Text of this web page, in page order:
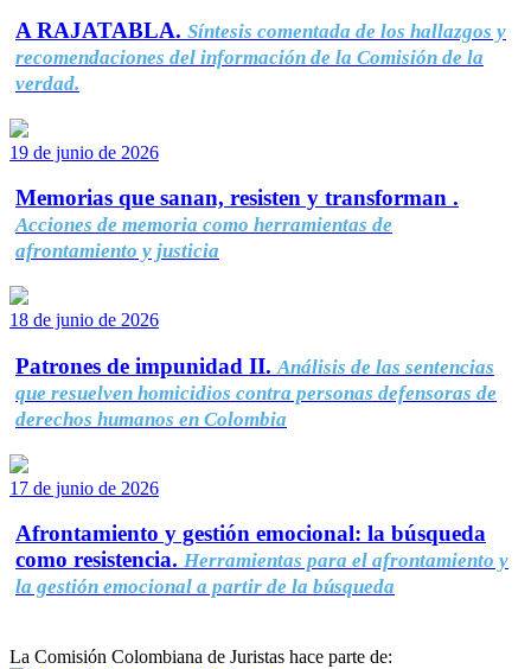
A RAJATABLA. Síntesis comentada de los hallazgos y
recomendaciones del información de la Comisión de la
verdad.
19 de junio de 2026
Memorias que sanan, resisten y transforman .
Acciones de memoria como herramientas de
afrontamiento y justicia
18 de junio de 2026
Patrones de impunidad II. Análisis de las sentencias
que resuelven homicidios contra personas defensoras de
derechos humanos en Colombia
17 de junio de 2026
Afrontamiento y gestión emocional: la búsqueda
como resistencia. Herramientas para el afrontamiento y
la gestión emocional a partir de la búsqueda
La Comisión Colombiana de Juristas hace parte de: